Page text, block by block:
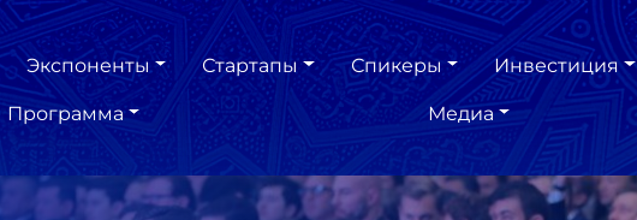
Экспоненты Стартапы Спикеры Инвестиция
Программа Медиа